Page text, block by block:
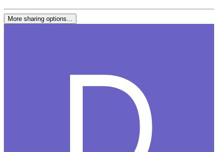
More sharing options...